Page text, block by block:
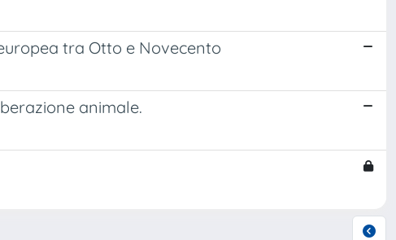
tra Otto e Novecento
animale.